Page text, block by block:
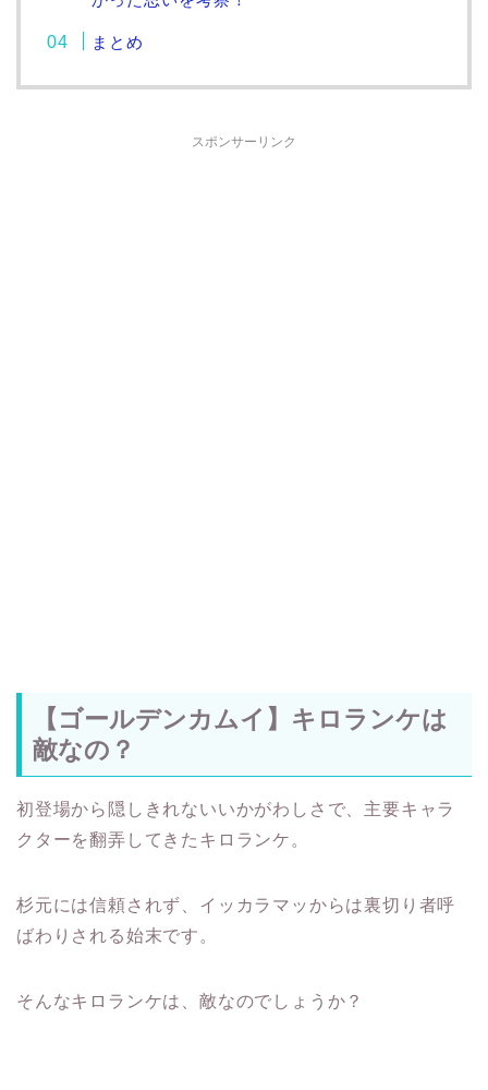
まとめ
スポンサーリンク
【ゴールデンカムイ】キロランケは
敵なの？
初登場から隠しきれないいかがわしさで、主要キャラ
クターを翻弄してきたキロランケ。
杉元には信頼されず、イッカラマッからは裏切り者呼
ばわりされる始末です。
そんなキロランケは、敵なのでしょうか？